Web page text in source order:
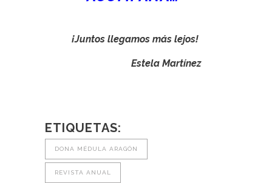
¡Juntos llegamos más lejos!
Estela Martínez
ETIQUETAS:
DONA MÉDULA ARAGÓN
REVISTA ANUAL